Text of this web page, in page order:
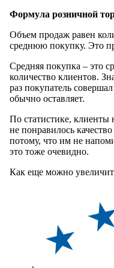
Формула розничной
Объем продаж равен
среднюю покупку. Это
Средняя покупка – это
количество клиентов.
раз покупатель
обычно оставляет.
По статистике, клиенты
не понравилось
потому, что им не
это тоже очевидно.
Как еще можно